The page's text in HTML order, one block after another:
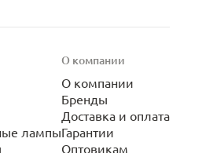
лампы
О компании
О компании
Бренды
Доставка и оплата
Гарантии
Оптовикам